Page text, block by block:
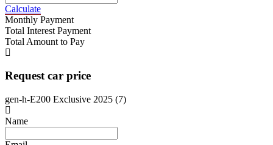
Calculate
Monthly Payment
Total Interest Payment
Total Amount to Pay
Request car price
gen-h-E200 Exclusive 2025 (7)
Name